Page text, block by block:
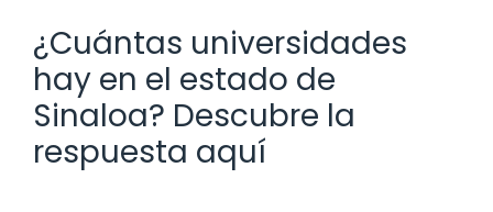
¿Cuántas universidades
hay en el estado de
Sinaloa? Descubre la
respuesta aquí